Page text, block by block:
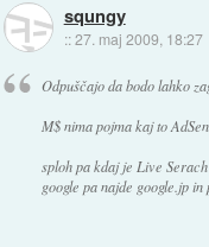
squngy
::27. maj 2009, 18:27
Odpuščajo da bodo lahko
M$ nima pojma kaj to
sploh pa kdaj je Live
google pa najde google.jp in